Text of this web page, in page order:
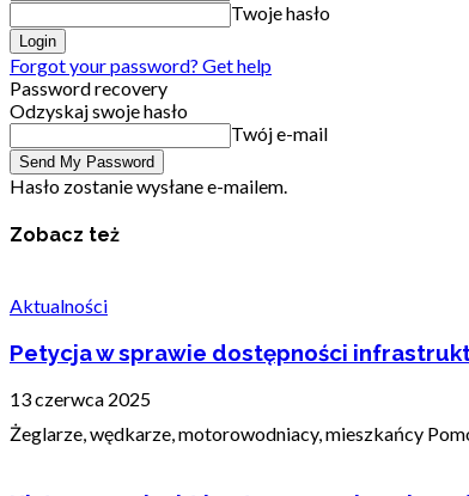
Twoje hasło
Forgot your password? Get help
Password recovery
Odzyskaj swoje hasło
Twój e-mail
Hasło zostanie wysłane e-mailem.
Zobacz też
Aktualności
Petycja w sprawie dostępności
13 czerwca 2025
Żeglarze, wędkarze, motorowodniacy, mieszkańcy